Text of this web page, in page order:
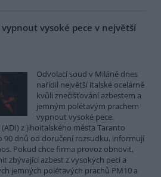
vysoké pece v největší
Odvolací soud v Miláně dnes
nařídil největší italské ocelárně
kvůli znečišťování azbestem a
jemným polétavým prachem
vypnout vysoké pece.
(ADI) z jihoitalského města Taranto
90 dnů od doručení rozsudku, informují
Pokud chce firma provoz obnovit,
zbývající azbest z vysokých pecí a
jemných polétavých prachů PM10 a